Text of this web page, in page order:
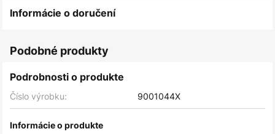
Informácie o doručení
Podobné produkty
Podrobnosti o produkte
Číslo výrobku: 9001044X
Informácie o produkte